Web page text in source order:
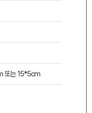
또는 15*5cm